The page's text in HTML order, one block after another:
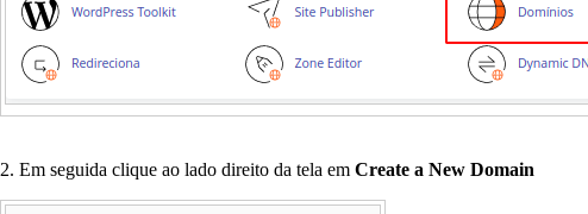
2. Em seguida clique ao lado direito da tela em Create a New Domain